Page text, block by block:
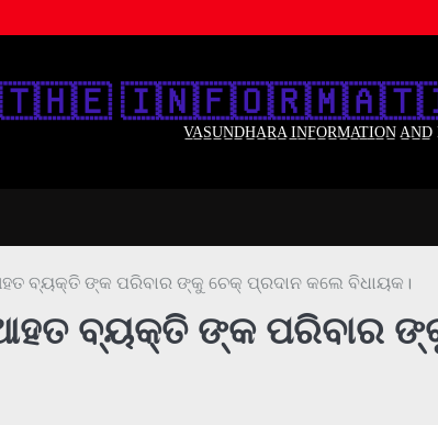
V̲A̲S̲U̲N̲D̲H̲A̲R̲A̲ I̲N̲F̲O̲R̲M̲A̲T̲I̲O̲N̲ A̲N̲D̲
ବ୍ୟକ୍ତି ଙ୍କ ପରିବାର ଙ୍କୁ ଚେକ୍ ପ୍ରଦାନ କଲେ ବିଧାୟକ।
ବ୍ୟକ୍ତି ଙ୍କ ପରିବାର